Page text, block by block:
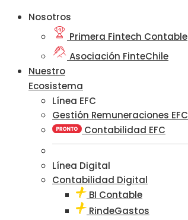
Nosotros
Primera Fintech Contable
Asociación FinteChile
Nuestro
Ecosistema
Línea EFC
Gestión Remuneraciones EFC
Contabilidad EFC
Línea Digital
Contabilidad Digital
BI Contable
RindeGastos